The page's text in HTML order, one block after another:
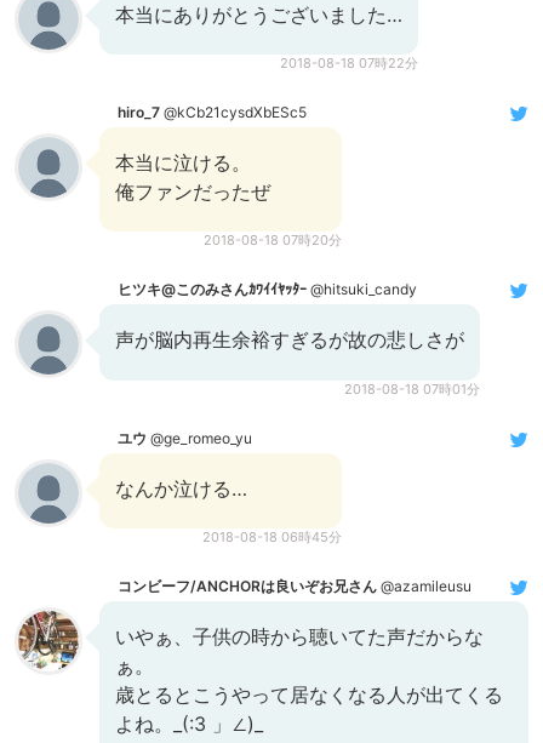
本当にありがとうございました…
2018-08-18 07時22分
hiro_7 @kCb21cysdXbESc5
本当に泣ける。
俺ファンだったぜ
2018-08-18 07時20分
ヒツキ@このみさんｶﾜｲｲﾔｯﾀｰ @hitsuki_candy
声が脳内再生余裕すぎるが故の悲しさが
2018-08-18 07時01分
ユウ @ge_romeo_yu
なんか泣ける…
2018-08-18 06時45分
コンビーフ/ANCHORは良いぞお兄さん @azamileusu
いやぁ、子供の時から聴いてた声だからな
ぁ。
歳とるとこうやって居なくなる人が出てくる
よね。_(:3 」∠)_